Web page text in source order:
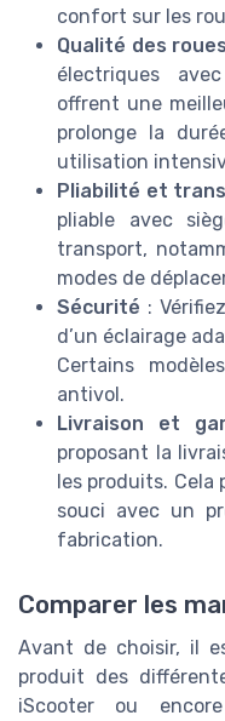
confort sur les
Qualité des
électriques
offrent une
prolonge la
utilisation
Pliabilité et
pliable avec
transport,
modes de
Sécurité :
d’un éclairage
Certains
antivol.
Livraison et
proposant la
les produits.
souci avec un
fabrication.
Comparer les
Avant de choisir, il
produit des
iScooter ou